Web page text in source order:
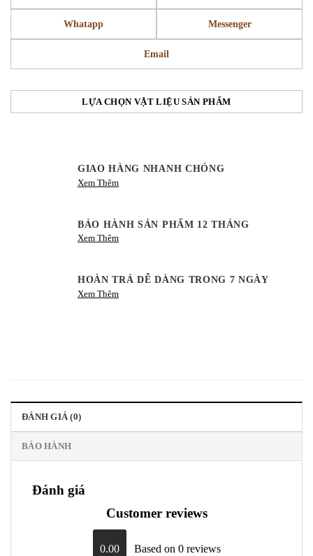
Whatapp Messenger
Email
LỰA CHỌN VẬT LIỆU SẢN PHẨM
GIAO HÀNG NHANH CHÓNG
Xem Thêm
BẢO HÀNH SẢN PHẨM 12 THÁNG
Xem Thêm
HOÀN TRẢ DỄ DÀNG TRONG 7 NGÀY
Xem Thêm
ĐÁNH GIÁ (0)
BẢO HÀNH
Đánh giá
Customer reviews
0.00 Based on 0 reviews